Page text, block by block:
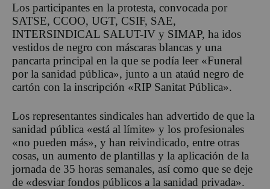
Los participantes en la protesta, convocada por
SATSE, CCOO, UGT, CSIF, SAE,
INTERSINDICAL SALUT-IV y SIMAP, ha idos
vestidos de negro con máscaras blancas y una
pancarta principal en la que se podía leer «Funeral
por la sanidad pública», junto a un ataúd negro de
cartón con la inscripción «RIP Sanitat Pública».
Los representantes sindicales han advertido de que la
sanidad pública «está al límite» y los profesionales
«no pueden más», y han reivindicado, entre otras
cosas, un aumento de plantillas y la aplicación de la
jornada de 35 horas semanales, así como que se deje
de «desviar fondos públicos a la sanidad privada».